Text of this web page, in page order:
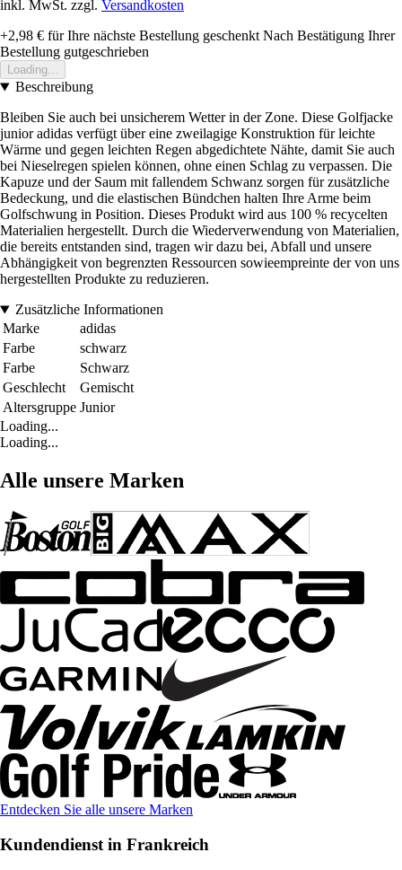
inkl. MwSt. zzgl. Versandkosten
+2,98 € für Ihre nächste Bestellung geschenkt Nach Bestätigung Ihrer
Bestellung gutgeschrieben
Loading...
Beschreibung
Bleiben Sie auch bei unsicherem Wetter in der Zone. Diese Golfjacke
junior adidas verfügt über eine zweilagige Konstruktion für leichte
Wärme und gegen leichten Regen abgedichtete Nähte, damit Sie auch
bei Nieselregen spielen können, ohne einen Schlag zu verpassen. Die
Kapuze und der Saum mit fallendem Schwanz sorgen für zusätzliche
Bedeckung, und die elastischen Bündchen halten Ihre Arme beim
Golfschwung in Position. Dieses Produkt wird aus 100 % recycelten
Materialien hergestellt. Durch die Wiederverwendung von Materialien,
die bereits entstanden sind, tragen wir dazu bei, Abfall und unsere
Abhängigkeit von begrenzten Ressourcen sowieempreinte der von uns
hergestellten Produkte zu reduzieren.
Zusätzliche Informationen
Marke
adidas
Farbe
schwarz
Farbe
Schwarz
Geschlecht
Gemischt
Altersgruppe Junior
Loading...
Loading...
Alle unsere Marken
Entdecken Sie alle unsere Marken
Kundendienst in Frankreich